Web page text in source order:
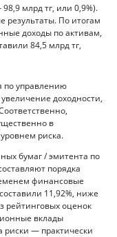
млрд тг, или 0,9%).
По итогам
доходы по активам,
84,5 млрд тг,
по управлению
доходности,
в
риска.
бумаг / эмитента по
порядка
финансовые
11,92%, ниже
рейтинговых оценок
вклады
— практически